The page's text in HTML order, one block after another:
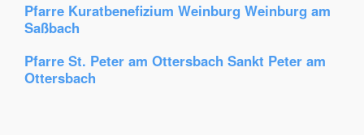
Pfarre Kuratbenefizium Weinburg Weinburg am
Saßbach
Pfarre St. Peter am Ottersbach Sankt Peter am
Ottersbach